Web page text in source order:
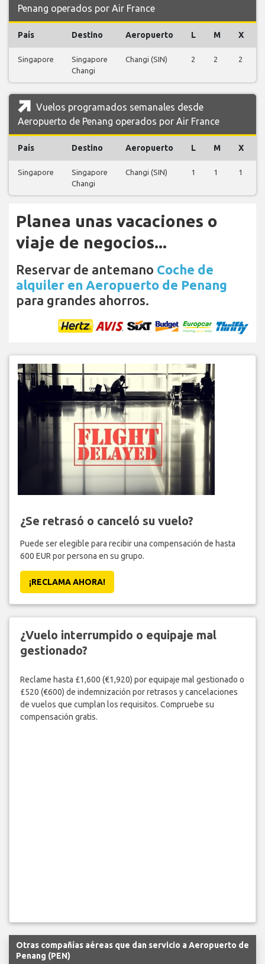
Penang operados por Air France
País Destino Aeropuerto L M X
Singapore
Singapore
Changi
Changi (SIN) 2 2 2
Vuelos programados semanales desde
Aeropuerto de Penang operados por Air France
País Destino Aeropuerto L M X
Singapore
Singapore
Changi
Changi (SIN) 1 1 1
Planea unas vacaciones o
viaje de negocios...
Reservar de antemano Coche de
alquiler en Aeropuerto de Penang
para grandes ahorros.
¿Se retrasó o canceló su vuelo?
Puede ser elegible para recibir una compensación de hasta
600 EUR por persona en su grupo.
¡RECLAMA AHORA!
¿Vuelo interrumpido o equipaje mal
gestionado?
Reclame hasta £1,600 (€1,920) por equipaje mal gestionado o
£520 (€600) de indemnización por retrasos y cancelaciones
de vuelos que cumplan los requisitos. Compruebe su
compensación gratis.
Otras compañías aéreas que dan servicio a Aeropuerto de
Penang (PEN)